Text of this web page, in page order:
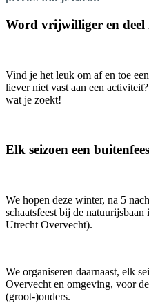
Word vrijwilliger en deel
Vind je het leuk om af en toe
liever niet vast aan een
wat je zoekt!
Elk seizoen een
We hopen deze winter, na 5
schaatsfeest bij de
Utrecht Overvecht).
We organiseren daarnaast, elk
Overvecht en omgeving, voor
(groot-)ouders.